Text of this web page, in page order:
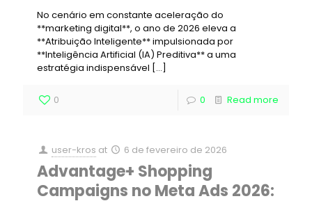
No cenário em constante aceleração do
**marketing digital**, o ano de 2026 eleva a
**Atribuição Inteligente** impulsionada por
**Inteligência Artificial (IA) Preditiva** a uma
estratégia indispensável […]
0 0 Read more
user-kros at 6 de fevereiro de 2026
Advantage+ Shopping
Campaigns no Meta Ads 2026: